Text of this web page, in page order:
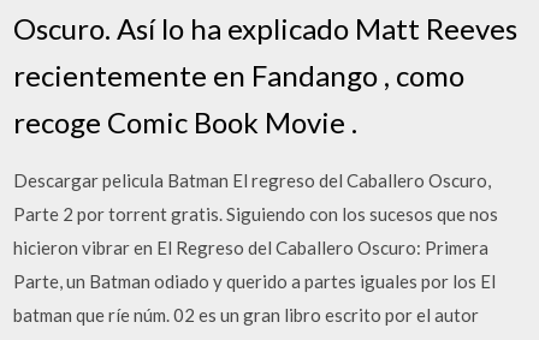
Oscuro. Así lo ha explicado Matt Reeves
recientemente en Fandango , como
recoge Comic Book Movie .
Descargar pelicula Batman El regreso del Caballero Oscuro,
Parte 2 por torrent gratis. Siguiendo con los sucesos que nos
hicieron vibrar en El Regreso del Caballero Oscuro: Primera
Parte, un Batman odiado y querido a partes iguales por los El
batman que ríe núm. 02 es un gran libro escrito por el autor